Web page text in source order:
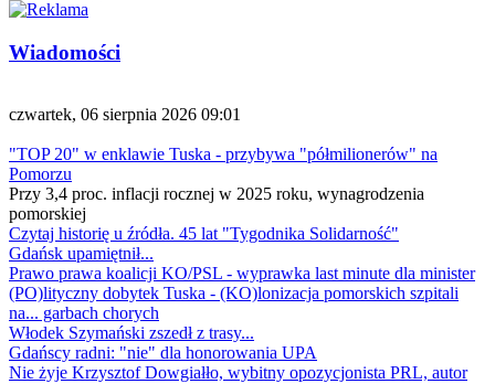
Wiadomości
czwartek, 06 sierpnia 2026 09:01
"TOP 20" w enklawie Tuska - przybywa "półmilionerów" na
Pomorzu
Przy 3,4 proc. inflacji rocznej w 2025 roku, wynagrodzenia
pomorskiej
Czytaj historię u źródła. 45 lat "Tygodnika Solidarność"
Gdańsk upamiętnił...
Prawo prawa koalicji KO/PSL - wyprawka last minute dla minister
(PO)lityczny dobytek Tuska - (KO)lonizacja pomorskich szpitali
na... garbach chorych
Włodek Szymański zszedł z trasy...
Gdańscy radni: "nie" dla honorowania UPA
Nie żyje Krzysztof Dowgiałło, wybitny opozycjonista PRL, autor